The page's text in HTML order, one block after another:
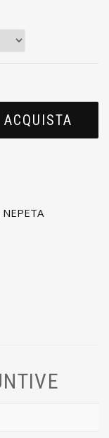
ACQUISTA
NEPETA